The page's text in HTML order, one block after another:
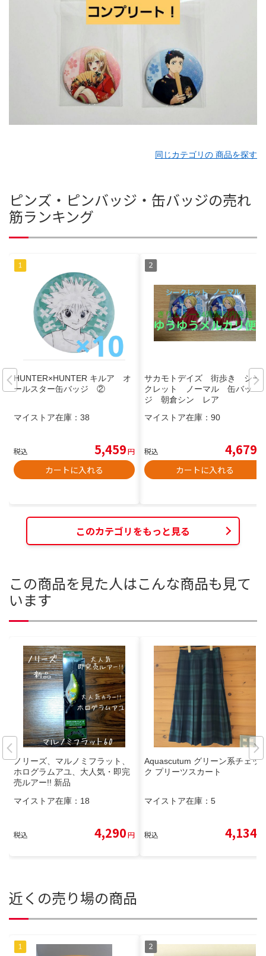
同じカテゴリの 商品を探す
ピンズ・ピンバッジ・缶バッジの売れ
筋ランキング
HUNTER×HUNTER キルア オ
ールスター缶バッジ ②
マイストア在庫： 38
税込 5,459円
カートに入れる
サカモトデイズ 街歩き シー
クレット ノーマル 缶バッ
ジ 朝倉シン レア
マイストア在庫： 90
税込 4,679
カートに入れる
このカテゴリをもっと見る
この商品を見た人はこんな商品も見て
います
ノリーズ、マルノミフラット、
ホログラムアユ、大人気・即完
売ルアー!! 新品
マイストア在庫： 18
税込 4,290円
Aquascutum グリーン系チェッ
ク プリーツスカート
マイストア在庫： 5
税込 4,134
近くの売り場の商品